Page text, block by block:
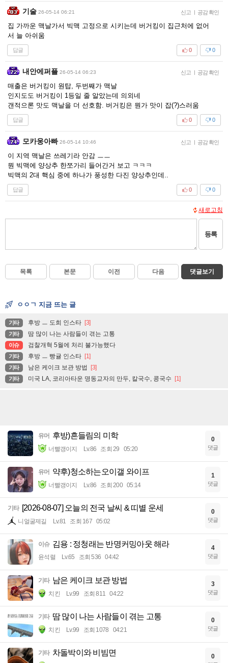
기술 26-05-14 06:21 신고 | 공감 확인
집 가까운 맥날가서 빅맥 고정으로 시키는데 버거킹이 집근처에 없어
서 늘 아쉬움
답글 0
0
내안에퍼플 26-05-14 06:23 신고 | 공감 확인
매출은 버거킹이 원탑, 두번째가 맥날
인지도도 버거킹이 1등일 줄 알았는데 의외네
갠적으론 맛도 맥날을 더 선호함. 버거킹은 뭔가 맛이 잡(?)스러움
답글 0
0
모카웅아빠 26-05-14 10:46 신고 | 공감 확인
이 지역 맥날은 쓰레기라 안감 ㅡㅡ
뭔 빅맥에 양상추 한쪼가리 들어간거 보고 ㅋㅋㅋ
빅맥의 2대 핵심 중에 하나가 풍성한 다진 양상추인데..
답글 0
0
새로고침
등록
목록 본문 이전 다음 댓글보기
ㅇㅇㄱ 지금 뜨는 글
기타 후방 ㅡ 도희 인스타 [3]
기타 땀 많이 나는 사람들이 겪는 고통
이슈 검찰개혁 5월에 처리 불가능했다
기타 후방 ㅡ 빵귤 인스타 [1]
기타 남은 케이크 보관 방법 [3]
기타 미국 LA, 코리아타운 명동교자의 만두, 칼국수, 콩국수 [1]
유머 후방)흔들림의 미학
너빨갱이지 Lv.86 조회 29 05:20
0
댓글
유머 약후)청소하는오이갤 와이프
너빨갱이지 Lv.86 조회 200 05:14
1
댓글
기타 [2026-08-07] 오늘의 전국 날씨 & 띠별 운세
니얼굴제길 Lv.81 조회 167 05:02
0
댓글
이슈 김용 : 정청래는 반명커밍아웃 해라
윤석렬 Lv.65 조회 536 04:42
4
댓글
기타 남은 케이크 보관 방법
치킨 Lv.99 조회 811 04:22
3
댓글
기타 땀 많이 나는 사람들이 겪는 고통
치킨 Lv.99 조회 1078 04:21
0
댓글
기타 차돌박이와 비빔면 0